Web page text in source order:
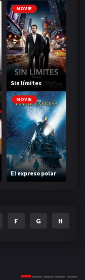
MOVIE
Sin límites
MOVIE
El expreso polar
F G H